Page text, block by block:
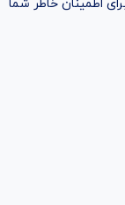
رو برای اطمینان خاطر شما